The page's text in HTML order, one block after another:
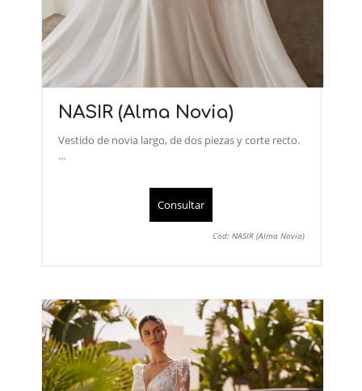
NASIR (Alma Novia)
Vestido de novia largo, de dos piezas y corte recto.
...
Consultar
Cod: NASIR (Alma Novia)